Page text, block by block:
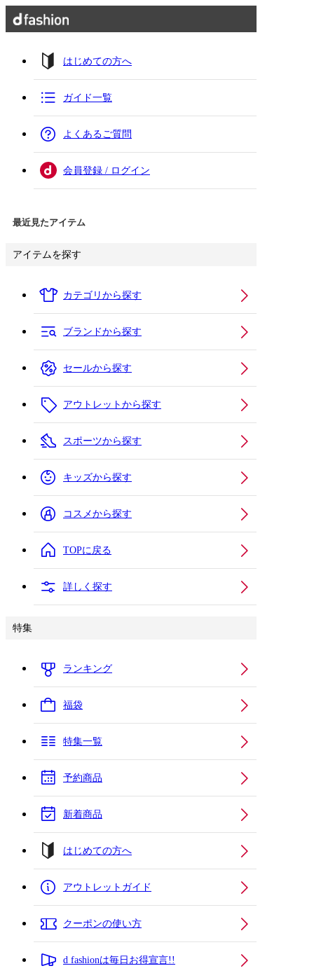
はじめての方へ
ガイド一覧
よくあるご質問
会員登録 / ログイン
最近見たアイテム
アイテムを探す
カテゴリから探す
ブランドから探す
セールから探す
アウトレットから探す
スポーツから探す
キッズから探す
コスメから探す
TOPに戻る
詳しく探す
特集
ランキング
福袋
特集一覧
予約商品
新着商品
はじめての方へ
アウトレットガイド
クーポンの使い方
d fashionは毎日お得宣言!!